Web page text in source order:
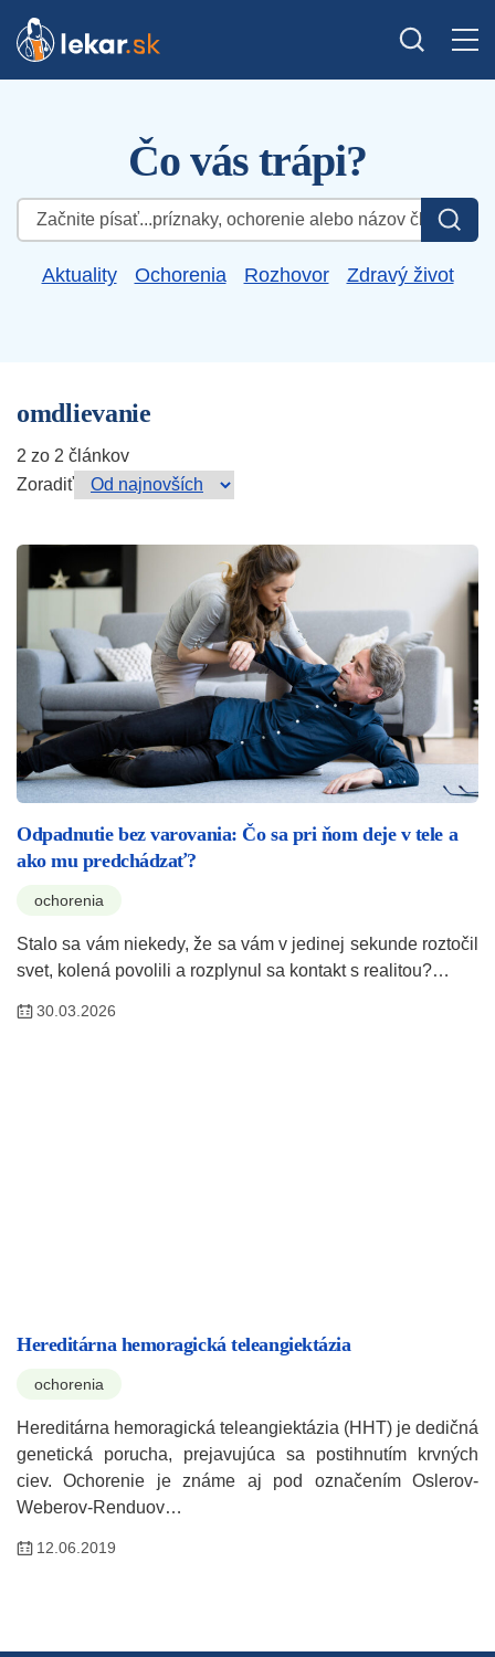
Čo vás trápi?
Hľadať:
Aktuality Ochorenia Rozhovor Zdravý život
omdlievanie
2 zo 2 článkov
Zoradiť
Odpadnutie bez varovania: Čo sa pri ňom deje v tele a
ako mu predchádzať?
ochorenia
Stalo sa vám niekedy, že sa vám v jedinej sekunde roztočil
svet, kolená povolili a rozplynul sa kontakt s realitou?…
30.03.2026
Hereditárna hemoragická teleangiektázia
ochorenia
Hereditárna hemoragická teleangiektázia (HHT) je dedičná
genetická porucha, prejavujúca sa postihnutím krvných
ciev. Ochorenie je známe aj pod označením Oslerov-
Weberov-Renduov…
12.06.2019